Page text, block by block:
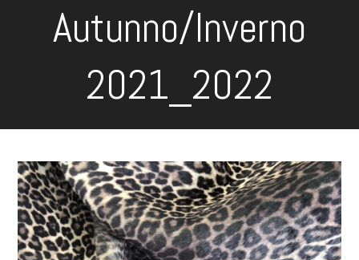
Autunno/Inverno
2021_2022